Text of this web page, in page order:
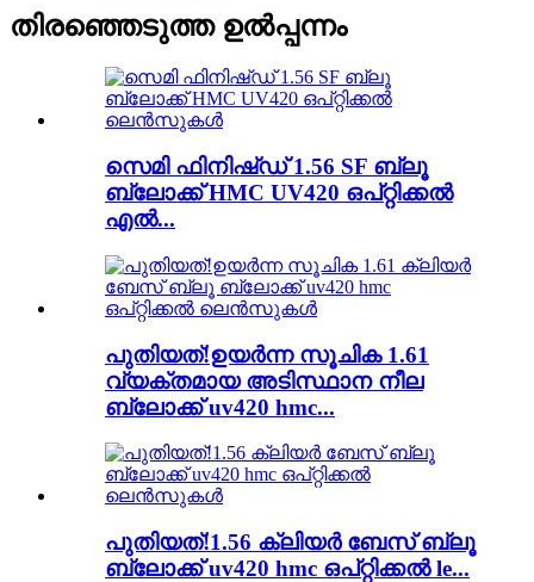
തിരഞ്ഞെടുത്ത ഉൽപ്പന്നം
സെമി ഫിനിഷ്ഡ് 1.56 SF ബ്ലൂ
ബ്ലോക്ക് HMC UV420 ഒപ്റ്റിക്കൽ
എൽ...
പുതിയത്!ഉയർന്ന സൂചിക 1.61
വ്യക്തമായ അടിസ്ഥാന നീല
ബ്ലോക്ക് uv420 hmc...
പുതിയത്!1.56 ക്ലിയർ ബേസ് ബ്ലൂ
ബ്ലോക്ക് uv420 hmc ഒപ്റ്റിക്കൽ le...